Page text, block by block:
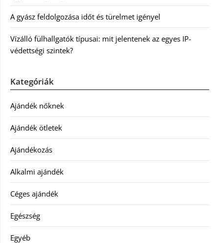
A gyász feldolgozása időt és türelmet igényel
Vízálló fülhallgatók típusai: mit jelentenek az egyes IP-
védettségi szintek?
Kategóriák
Ajándék nőknek
Ajándék ötletek
Ajándékozás
Alkalmi ajándék
Céges ajándék
Egészség
Egyéb